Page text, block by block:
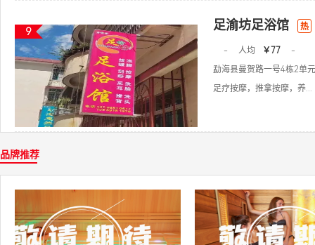
9 足渝坊足浴馆 热
- 人均 ￥77
-
勐海县曼贺路一号4栋2单
足疗按摩，推拿按摩，养...
品牌推荐